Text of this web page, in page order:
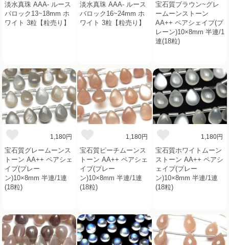
淡水真珠 AAA- ルース
バロック13~18mm ホ
ワイト 3粒【粒売り】
淡水真珠 AAA- ルース
バロック16~24mm ホ
ワイト 3粒【粒売り】
宝石質ブラウン~グレ
ームーンストーン
AA++ ペアシェイプ(プ
レーン)10×8mm 半連/1
連(18粒)
1,180円
宝石質グレームーンス
トーン AA++ ペアシェ
イプ(プレー
ン)10×8mm 半連/1連
(18粒)
1,180円
宝石質ピーチムーンス
トーン AA++ ペアシェ
イプ(プレー
ン)10×8mm 半連/1連
(18粒)
1,180円
宝石質ホワイトムーン
ストーン AA++ ペアシ
ェイプ(プレー
ン)10×8mm 半連/1連
(18粒)